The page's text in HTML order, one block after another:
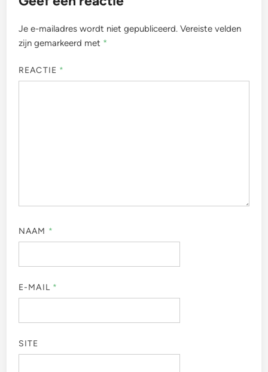
Je e-mailadres wordt niet gepubliceerd. Vereiste velden
zijn gemarkeerd met *
REACTIE *
NAAM *
E-MAIL *
SITE